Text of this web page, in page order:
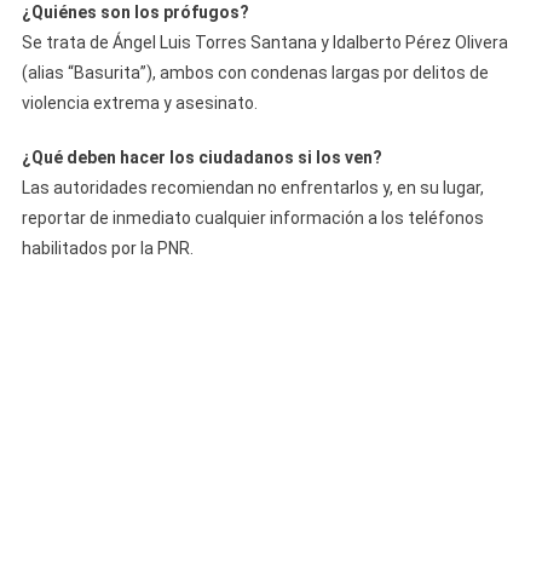
¿Quiénes son los prófugos?
Se trata de Ángel Luis Torres Santana y Idalberto Pérez Olivera
(alias “Basurita”), ambos con condenas largas por delitos de
violencia extrema y asesinato.
¿Qué deben hacer los ciudadanos si los ven?
Las autoridades recomiendan no enfrentarlos y, en su lugar,
reportar de inmediato cualquier información a los teléfonos
habilitados por la PNR.